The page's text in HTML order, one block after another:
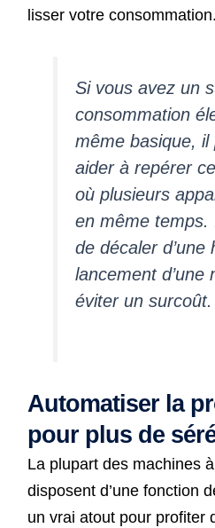
lisser votre consommation.
Si vous avez un
consommation
même basique, il
aider à repérer
où plusieurs
en même
de décaler d’une
lancement d’une
éviter un surcoût.
Automatiser la
pour plus de
La plupart des machines
disposent d’une fonction
un vrai atout pour profiter